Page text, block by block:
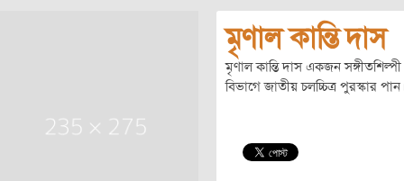
মৃণাল কান্তি দাস
মৃণাল কান্তি দাস একজন সঙ্গীতশিল্পী।
বিভাগে জাতীয় চলচ্চিত্র পুরস্কার